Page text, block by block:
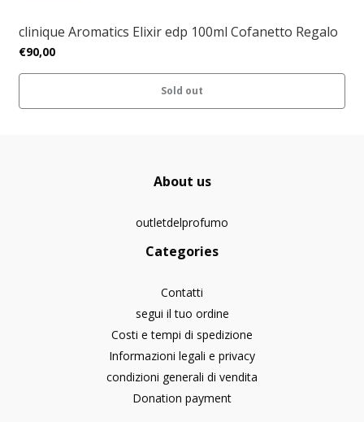
clinique Aromatics Elixir edp 100ml Cofanetto Regalo
€90,00
Sold out
About us
outletdelprofumo
Categories
Contatti
segui il tuo ordine
Costi e tempi di spedizione
Informazioni legali e privacy
condizioni generali di vendita
Donation payment